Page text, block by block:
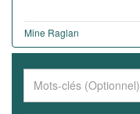
Mine Raglan